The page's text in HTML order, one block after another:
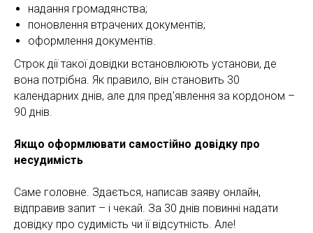
надання громадянства;
поновлення втрачених документів;
оформлення документів.
Строк дії такої довідки встановлюють установи, де
вона потрібна. Як правило, він становить 30
календарних днів, але для пред'явлення за кордоном –
90 днів.
Якщо оформлювати самостійно довідку про
несудимість
Саме головне. Здається, написав заяву онлайн,
відправив запит – і чекай. За 30 днів повинні надати
довідку про судимість чи її відсутність. Але!